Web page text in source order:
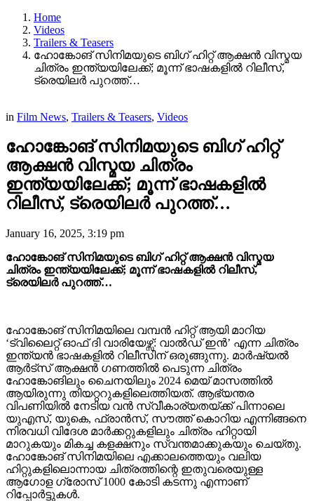
Home
Videos
Trailers & Teasers
ഹോങ്കോങ് സിനിമയുടെ ബിഗ് ഹിറ്റ് ആക്ഷൻ വിസ്മയ
ചിത്രം ഇന്ത്യയിലേക്ക്; മൂന്ന് ഭാഷകളിൽ റിലീസ്,
ട്രെയിലർ പുറത്ത്…
in Film News, Trailers & Teasers, Videos
ഹോങ്കോങ് സിനിമയുടെ ബിഗ് ഹിറ്റ്
ആക്ഷൻ വിസ്മയ ചിത്രം
ഇന്ത്യയിലേക്ക്; മൂന്ന് ഭാഷകളിൽ
റിലീസ്, ട്രെയിലർ പുറത്ത്…
January 16, 2025, 3:19 pm
ഹോങ്കോങ് സിനിമയുടെ ബിഗ് ഹിറ്റ് ആക്ഷൻ വിസ്മയ
ചിത്രം ഇന്ത്യയിലേക്ക്; മൂന്ന് ഭാഷകളിൽ റിലീസ്,
ട്രെയിലർ പുറത്ത്…
ഹോങ്കോങ് സിനിമയിലെ വമ്പന്‍ ഹിറ്റ് ആയി മാറിയ
‘ട്വിലൈറ്റ് ഓഫ് ദി വാരിയേഴ്സ്: വാല്‍ഡ് ഇന്‍’ എന്ന ചിത്രം
ഇന്ത്യന്‍ ഭാഷകളില്‍ റിലീസിന് ഒരുങ്ങുന്നു. മാര്‍ഷ്യല്‍
ആര്‍ട്സ് ആക്ഷന്‍ ഗണത്തില്‍ പെടുന്ന ചിത്രം
ഹോങ്കോങിലും ചൈനയിലും 2024 മെയ് മാസത്തില്‍
ആയിരുന്നു തിയറ്ററുകളിലെത്തിയത്. ആഭ്യന്തര
വിപണിയില്‍ നേടിയ വന്‍ സ്വീകാര്യതയ്ക്ക് പിന്നാലെ
യുഎസ്, യുകെ, ഫ്രാന്‍സ്, സൗത്ത് കൊറിയ എന്നിങ്ങനെ
നിരവധി വിദേശ മാര്‍ക്കറ്റുകളിലും ചിത്രം ഹിറ്റായി
മാറുകയും മികച്ച കളക്ഷനും സ്വന്തമാക്കുകയും ചെയ്തു.
ഹോങ്കോങ് സിനിമയിലെ എക്കാലത്തെയും വലിയ
ഹിറ്റുകളിലൊന്നായ ചിത്രത്തിന്റെ ഇതുവരെയുള്ള
ആഗോള ഗ്രോസ് 1000 കോടി കടന്നു എന്നാണ്
റിപ്പോര്‍ട്ടുകള്‍.